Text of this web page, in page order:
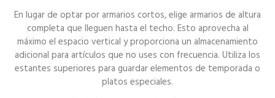
En lugar de optar por armarios cortos, elige armarios de altura
completa que lleguen hasta el techo. Esto aprovecha al
máximo el espacio vertical y proporciona un almacenamiento
adicional para artículos que no uses con frecuencia. Utiliza los
estantes superiores para guardar elementos de temporada o
platos especiales.